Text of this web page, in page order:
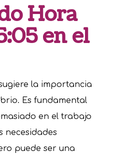
Hora
en el
la importancia
Es fundamental
en el trabajo
necesidades
puede ser una